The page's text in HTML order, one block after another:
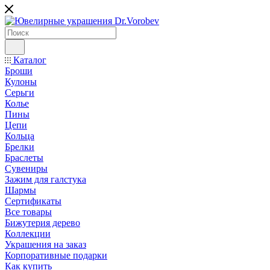
Каталог
Броши
Кулоны
Серьги
Колье
Пины
Цепи
Кольца
Брелки
Браслеты
Сувениры
Зажим для галстука
Шармы
Сертификаты
Все товары
Бижутерия дерево
Коллекции
Украшения на заказ
Корпоративные подарки
Как купить